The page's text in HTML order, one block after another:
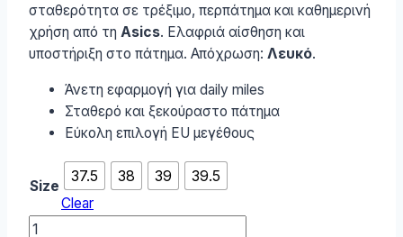
σταθερότητα σε τρέξιμο, περπάτημα και καθημερινή
χρήση από τη Asics. Ελαφριά αίσθηση και
υποστήριξη στο πάτημα. Απόχρωση: Λευκό.
Άνετη εφαρμογή για daily miles
Σταθερό και ξεκούραστο πάτημα
Εύκολη επιλογή EU μεγέθους
Size
37.5 38 39 39.5
Clear
ASICS